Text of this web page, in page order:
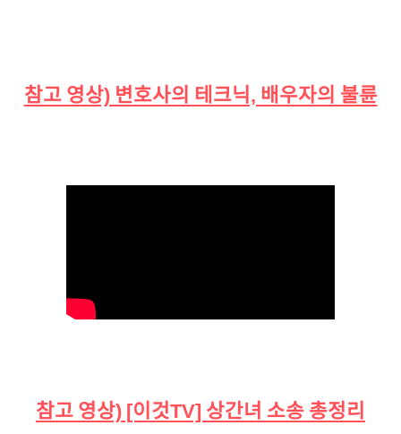
참고 영상) 변호사의 테크닉, 배우자의 불륜
참고 영상) [이것TV] 상간녀 소송 총정리